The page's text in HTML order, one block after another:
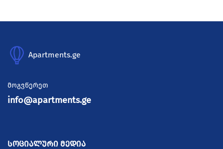
Apartments.ge
მოგვწერეთ
info@apartments.ge
სოციალური მედია